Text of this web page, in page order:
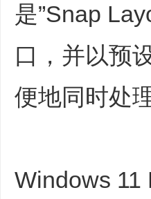
是”Snap
口，并以预
便地同时处
Windows 11